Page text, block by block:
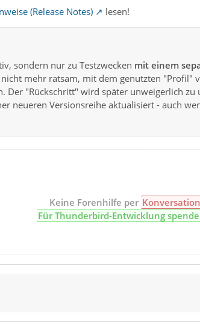
(Release Notes) lesen!
sondern nur zu Testzwecken mit einem
mehr ratsam, mit dem genutzten "Profil"
Der "Rückschritt" wird später unweigerlich
neueren Versionsreihe aktualisiert - auch
Keine Forenhilfe per Konversation
Für Thunderbird-Entwicklung